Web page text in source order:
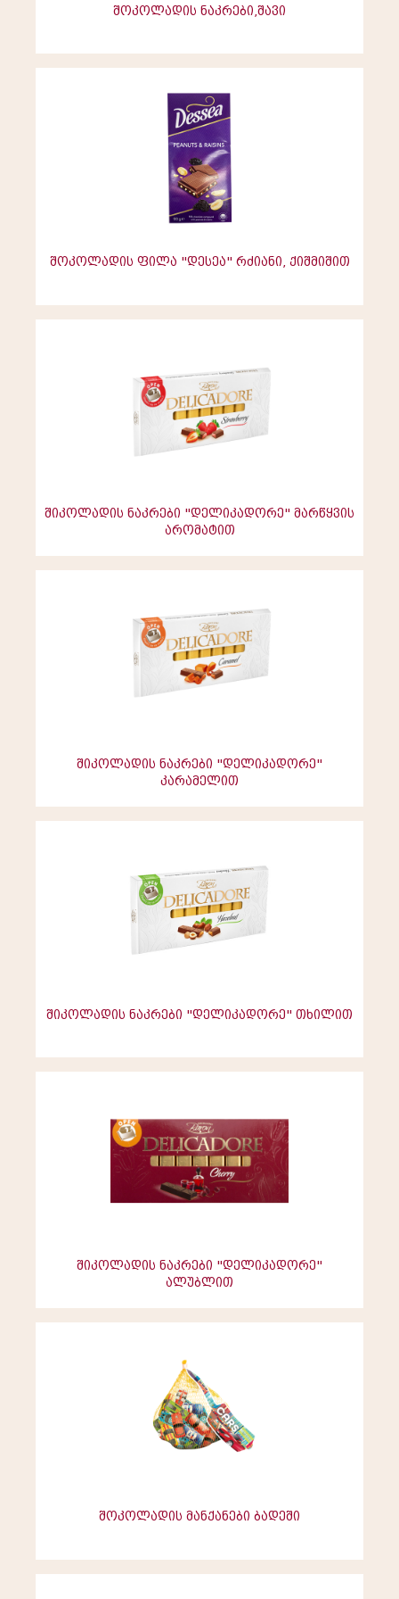
შოკოლადის ნაკრები,შავი
შოკოლადის ფილა "დესეა" რძიანი, ქიშმიშით
შიკოლადის ნაკრები "დელიკადორე" მარწყვის
არომატით
შიკოლადის ნაკრები "დელიკადორე"
კარამელით
შიკოლადის ნაკრები "დელიკადორე" თხილით
შიკოლადის ნაკრები "დელიკადორე"
ალუბლით
შოკოლადის მანქანები ბადეში